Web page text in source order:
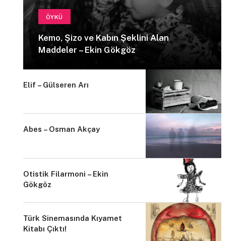
ÖYKÜ
Kemo, Şizo ve Kabın Şeklini Alan
Maddeler – Ekin Gökgöz
Elif – Gülseren Arı
Abes – Osman Akçay
Otistik Filarmoni – Ekin
Gökgöz
Türk Sinemasında Kıyamet
Kitabı Çıktı!